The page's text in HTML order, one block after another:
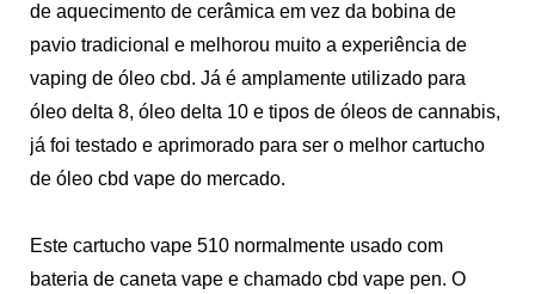
de aquecimento de cerâmica em vez da bobina de
pavio tradicional e melhorou muito a experiência de
vaping de óleo cbd. Já é amplamente utilizado para
óleo delta 8, óleo delta 10 e tipos de óleos de cannabis,
já foi testado e aprimorado para ser o melhor cartucho
de óleo cbd vape do mercado.
Este cartucho vape 510 normalmente usado com
bateria de caneta vape e chamado cbd vape pen. O